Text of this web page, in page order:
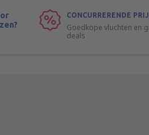
CONCURRERENDE
Goedkope vluchten en
deals